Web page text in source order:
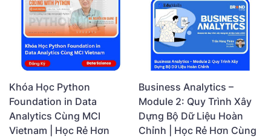
Khóa Học Python
Foundation in Data
Analytics Cùng MCI
Vietnam | Học Rẻ Hơn
Business Analytics –
Module 2: Quy Trình Xây
Dựng Bộ Dữ Liệu Hoàn
Chỉnh | Học Rẻ Hơn Cùng